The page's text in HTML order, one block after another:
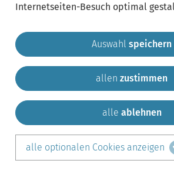
Gemeinde Krailling Impressum
Sitemap
Kontakt
teilen auf:
Internetseiten-Besuch optimal
Auswahl speichern
allen zustimmen
alle ablehnen
alle optionalen Cookies anzeigen